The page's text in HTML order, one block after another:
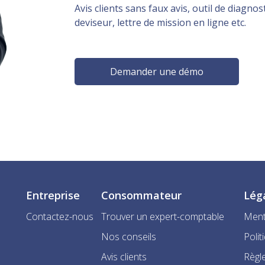
Avis clients sans faux avis, outil de
deviseur, lettre de mission en ligne etc.
Demander une démo
Entreprise
Contactez-nous
Consommateur
Trouver un expert-comptable
Nos conseils
Avis clients